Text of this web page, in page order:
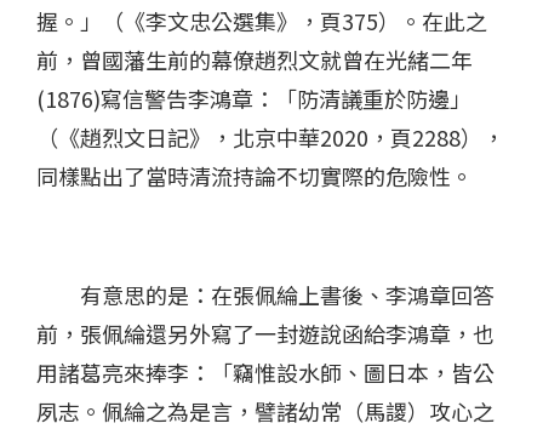
握。」（《李文忠公選集》，頁375）。在此之
前，曾國藩生前的幕僚趙烈文就曾在光緒二年
(1876)寫信警告李鴻章：「防清議重於防邊」
（《趙烈文日記》，北京中華2020，頁2288），
同樣點出了當時清流持論不切實際的危險性。
有意思的是：在張佩綸上書後、李鴻章回答
前，張佩綸還另外寫了一封遊說函給李鴻章，也
用諸葛亮來捧李：「竊惟設水師、圖日本，皆公
夙志。佩綸之為是言，譬諸幼常（馬謖）攻心之